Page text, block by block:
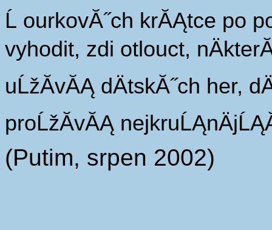
Ĺ ourkovĂ˝ch krĂĄtce po
vyhodit, zdi otlouct,
uĹžĂ­vĂĄ dÄtskĂ˝ch her,
proĹžĂ­vĂĄ
(Putim, srpen 2002)